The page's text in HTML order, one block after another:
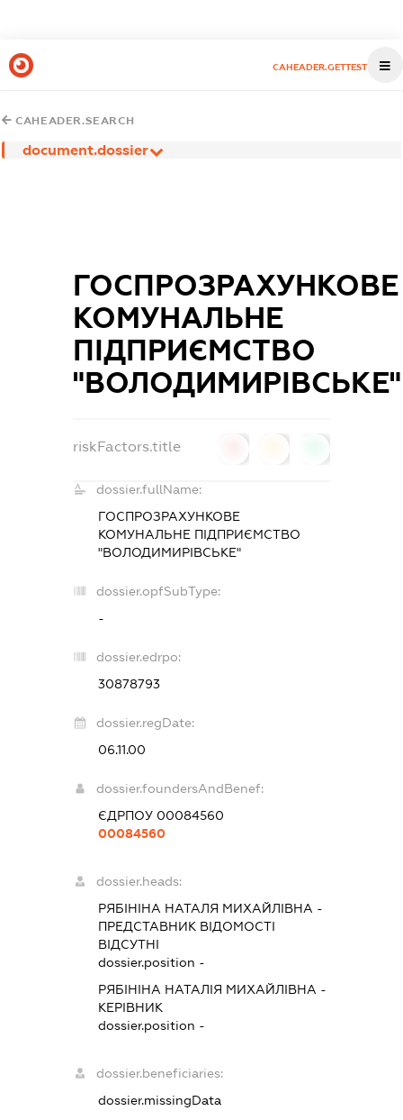
CAHEADER.GETTEST
CAHEADER.SEARCH
document.dossier
ГОСПРОЗРАХУНКОВЕ
КОМУНАЛЬНЕ
ПІДПРИЄМСТВО
"ВОЛОДИМИРІВСЬКЕ"
riskFactors.title
dossier.fullName:
ГОСПРОЗРАХУНКОВЕ
КОМУНАЛЬНЕ ПІДПРИЄМСТВО
"ВОЛОДИМИРІВСЬКЕ"
dossier.opfSubType:
-
dossier.edrpo:
30878793
dossier.regDate:
06.11.00
dossier.foundersAndBenef:
ЄДРПОУ 00084560
00084560
dossier.heads:
РЯБІНІНА НАТАЛЯ МИХАЙЛІВНА -
ПРЕДСТАВНИК ВІДОМОСТІ
ВІДСУТНІ
dossier.position -
РЯБІНІНА НАТАЛІЯ МИХАЙЛІВНА -
КЕРІВНИК
dossier.position -
dossier.beneficiaries:
dossier.missingData